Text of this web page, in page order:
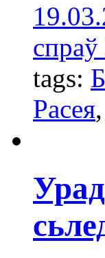
tags:
Расея,